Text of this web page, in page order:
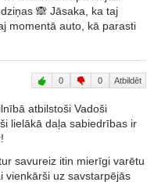
🙈 Jāsaka, ka taj
momentā auto, kā parasti
0 0 Atbildēt
atbilstoši Vadoši
lielākā daļa sabiedrības ir
savureiz itin mierīgi varētu
vienkārši uz savstarpējās